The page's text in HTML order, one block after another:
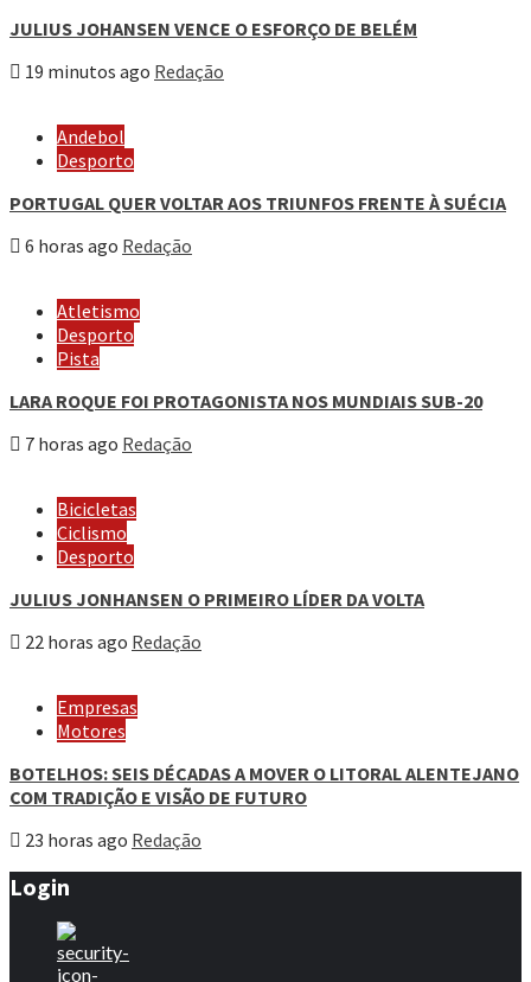
JULIUS JOHANSEN VENCE O ESFORÇO DE BELÉM
19 minutos ago Redação
Andebol
Desporto
PORTUGAL QUER VOLTAR AOS TRIUNFOS FRENTE À SUÉCIA
6 horas ago Redação
Atletismo
Desporto
Pista
LARA ROQUE FOI PROTAGONISTA NOS MUNDIAIS SUB-20
7 horas ago Redação
Bicicletas
Ciclismo
Desporto
JULIUS JONHANSEN O PRIMEIRO LÍDER DA VOLTA
22 horas ago Redação
Empresas
Motores
BOTELHOS: SEIS DÉCADAS A MOVER O LITORAL ALENTEJANO
COM TRADIÇÃO E VISÃO DE FUTURO
23 horas ago Redação
Login